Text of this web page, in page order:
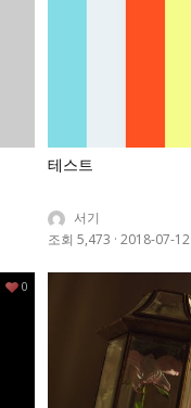
테스트
서기
조회 5,473 · 2018-07-12
0